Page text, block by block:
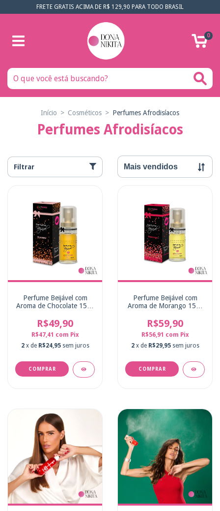
FRETE GRATIS ACIMA DE R$ 129,90 PARA TODO BRASIL
0
Início > Cosméticos > Perfumes Afrodisíacos
Perfumes Afrodisíacos
Filtrar
Perfume Beijável com
Aroma de Chocolate 15ml
R$49,90
R$47,41 com Pix
2 x de R$24,95 sem juros
Perfume Beijável com
Aroma de Morango 15ml
R$59,90
R$56,91 com Pix
2 x de R$29,95 sem juros